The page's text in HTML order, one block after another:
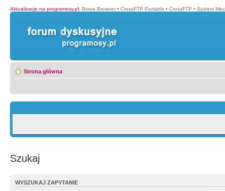
Aktualizacje na programosy.pl: Brave Browser • CrossFTP Portable • CrossFTP • System
Strona główna
Szukaj
WYSZUKAJ ZAPYTANIE